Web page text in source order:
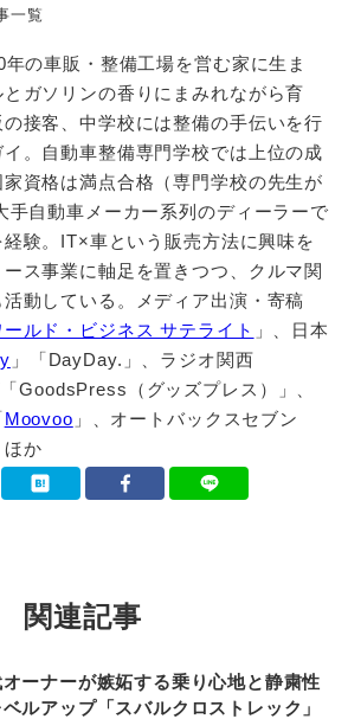
一覧
の車販・整備工場を営む家に生ま
ガソリンの香りにまみれながら育
接客、中学校には整備の手伝いを行
。自動車整備専門学校では上位の成
資格は満点合格（専門学校の先生が
手自動車メーカー系列のディーラーで
験。IT×車という販売方法に興味を
ス事業に軸足を置きつつ、クルマ関
動している。メディア出演・寄稿
ールド・ビジネス サテライト 」、日本
」「DayDay.」、ラジオ関西
GoodsPress（グッズプレス）」、
Moovoo 」、オートバックスセブン
ほか
関連記事
ーナーが嫉妬する乗り心地と静粛性
ルアップ「スバルクロストレック」